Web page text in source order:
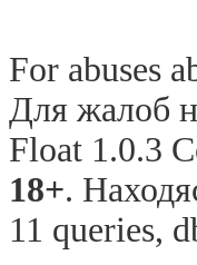
For abuses
Для жалоб
Float 1.0.3
18+.
11 queries,